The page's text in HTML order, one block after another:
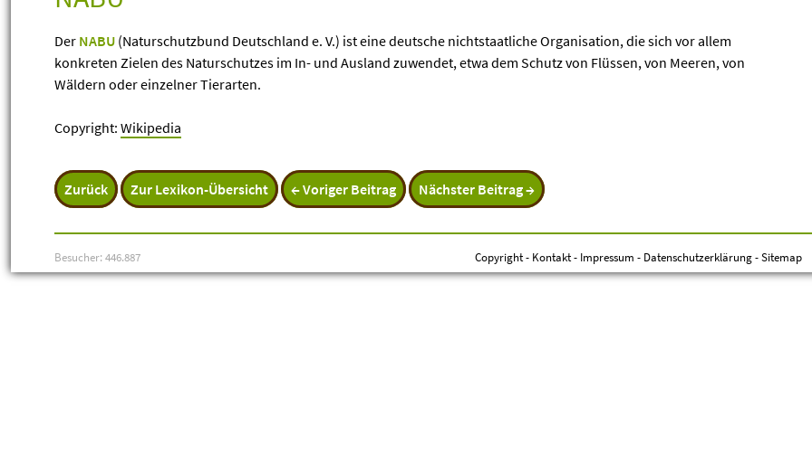
Der NABU (Naturschutzbund Deutschland e. V.) ist eine deutsche nichtstaatliche Organisation, die sich vor allem
konkreten Zielen des Naturschutzes im In- und Ausland zuwendet, etwa dem Schutz von Flüssen, von Meeren, von
Wäldern oder einzelner Tierarten.
Copyright: Wikipedia
Zurück Zur Lexikon-Übersicht ← Voriger Beitrag Nächster Beitrag →
Besucher: 446.887 Copyright- Kontakt- Impressum - Datenschutzerklärung-Sitemap